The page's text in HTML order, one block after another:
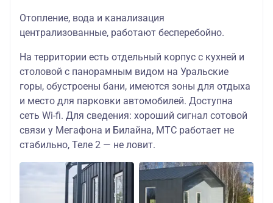
Отопление, вода и канализация
централизованные, работают бесперебойно.
На территории есть отдельный корпус с кухней и
столовой с панорамным видом на Уральские
горы, обустроены бани, имеются зоны для отдыха
и место для парковки автомобилей. Доступна
сеть Wi-fi. Для сведения: хороший сигнал сотовой
связи у Мегафона и Билайна, МТС работает не
стабильно, Теле 2 — не ловит.